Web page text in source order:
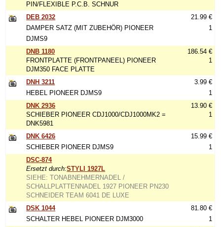
PIN/FLEXIBLE P.C.B. SCHNUR
DEB 2032
DAMPER SATZ (MIT ZUBEHÖR) PIONEER
DJMS9
21.99 €
1
DNB 1180
FRONTPLATTE (FRONTPANEEL) PIONEER
DJM350 FACE PLATTE
186.54 €
1
DNH 3211
HEBEL PIONEER DJMS9
3.99 €
1
DNK 2936
SCHIEBER PIONEER CDJ1000/CDJ1000MK2 =
DNK5981
13.90 €
1
DNK 6426
SCHIEBER PIONEER DJMS9
15.99 €
1
DSC-874
Ersetzt durch:STYLI 1927L
SIEHE: TONABNEHMERNADEL /
SCHALLPLATTENNADEL 1927 PIONEER PN230
SCHNEIDER TEAM 6041 DE LUXE
DSK 1044
SCHALTER HEBEL PIONEER DJM3000
81.80 €
1